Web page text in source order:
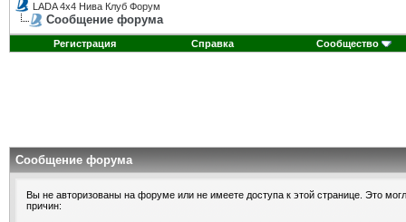
LADA 4x4 Нива Клуб Форум
Сообщение форума
Регистрация Справка Сообщество
Сообщение форума
Вы не авторизованы на форуме или не имеете доступа к этой странице. Это
причин: